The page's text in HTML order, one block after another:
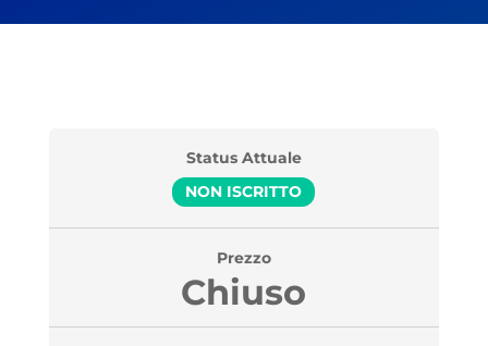
Status Attuale
NON ISCRITTO
Prezzo
Chiuso